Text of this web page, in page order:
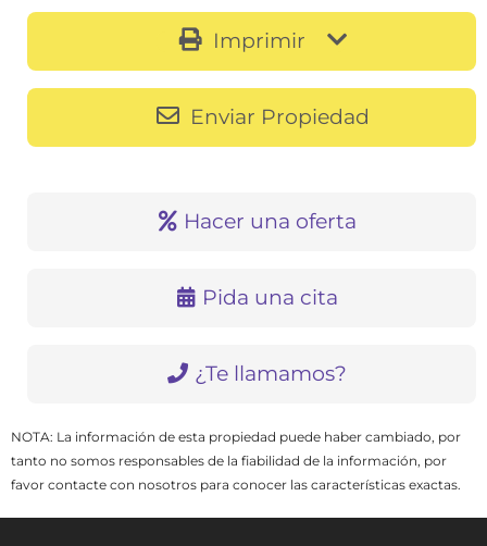
Imprimir
Enviar Propiedad
Hacer una oferta
Pida una cita
¿Te llamamos?
NOTA: La información de esta propiedad puede haber cambiado, por
tanto no somos responsables de la fiabilidad de la información, por
favor contacte con nosotros para conocer las características exactas.